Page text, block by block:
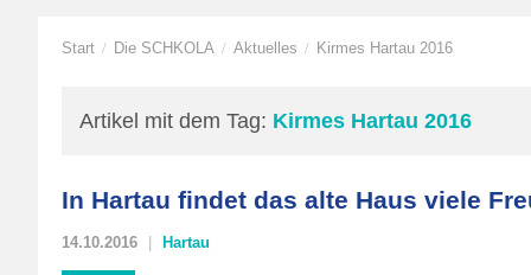
Start / Die SCHKOLA / Aktuelles / Kirmes Hartau 2016
Artikel mit dem Tag: Kirmes Hartau 2016
In Hartau findet das alte Haus viele
14.10.2016 Hartau